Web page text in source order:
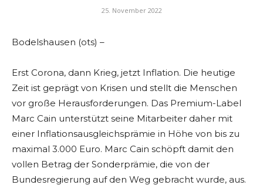
25. November 2022
Bodelshausen (ots) –
Erst Corona, dann Krieg, jetzt Inflation. Die heutige
Zeit ist geprägt von Krisen und stellt die Menschen
vor große Herausforderungen. Das Premium-Label
Marc Cain unterstützt seine Mitarbeiter daher mit
einer Inflationsausgleichsprämie in Höhe von bis zu
maximal 3.000 Euro. Marc Cain schöpft damit den
vollen Betrag der Sonderprämie, die von der
Bundesregierung auf den Weg gebracht wurde, aus.